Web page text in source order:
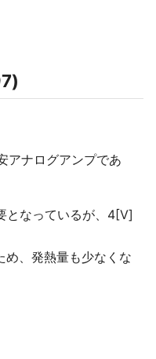
アナログアンプであ
なっているが、4[V]
、発熱量も少なくな